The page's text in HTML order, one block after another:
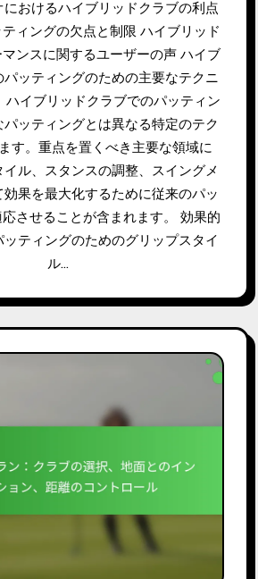
おけるハイブリッドクラブの利点
ィングの欠点と制限 ハイブリッド
ンスに関するユーザーの声 ハイブ
パッティングのための主要なテクニ
ハイブリッドクラブでのパッティン
ッティングとは異なる特定のテク
す。重点を置くべき主要な領域に
ル、スタンスの調整、スイングメ
効果を最大化するために従来のパッ
させることが含まれます。 効果的
ティングのためのグリップスタイ
ル…